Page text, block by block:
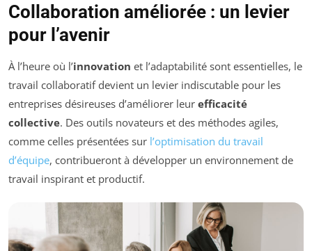
Collaboration améliorée : un levier
pour l’avenir
À l’heure où l’innovation et l’adaptabilité sont essentielles, le
travail collaboratif devient un levier indiscutable pour les
entreprises désireuses d’améliorer leur efficacité
collective. Des outils novateurs et des méthodes agiles,
comme celles présentées sur l’optimisation du travail
d’équipe, contribueront à développer un environnement de
travail inspirant et productif.